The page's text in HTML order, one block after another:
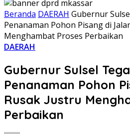
Beranda DAERAH Gubernur
Penanaman Pohon Pisang di
Menghambat Proses Perbaikan
DAERAH
Gubernur Sulsel
Penanaman Pohon
Rusak Justru
Perbaikan